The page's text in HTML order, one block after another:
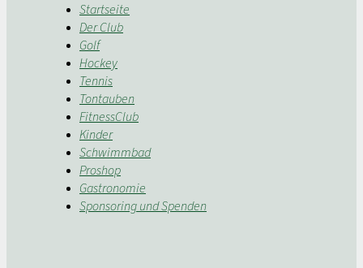
Startseite
Der Club
Golf
Hockey
Tennis
Tontauben
FitnessClub
Kinder
Schwimmbad
Proshop
Gastronomie
Sponsoring und Spenden